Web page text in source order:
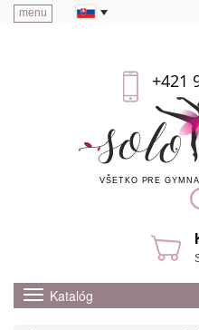
menu
+421
VŠETKO PRE
Katalóg